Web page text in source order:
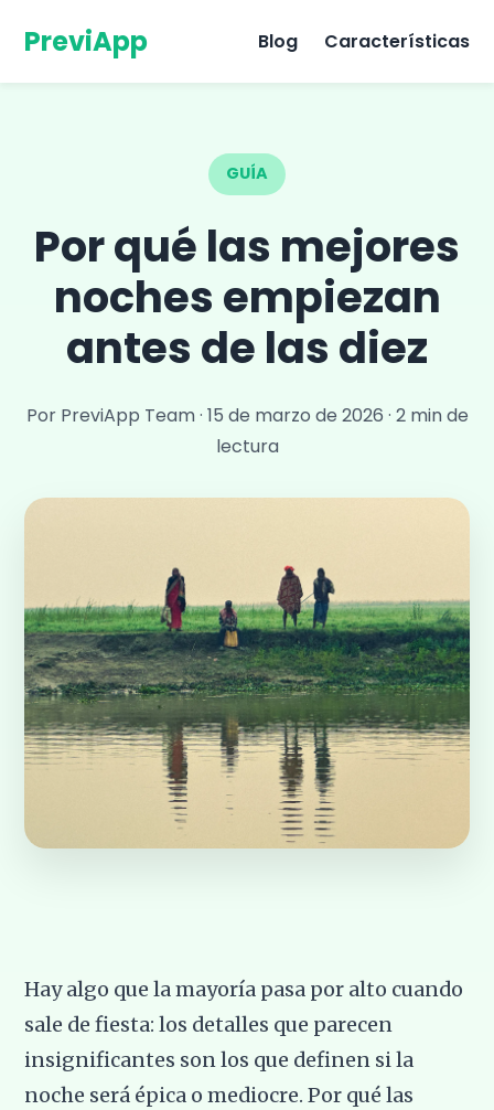
PreviApp Blog Características
GUÍA
Por qué las mejores
noches empiezan
antes de las diez
Por PreviApp Team· 15 de marzo de 2026 · 2 min de
lectura
Hay algo que la mayoría pasa por alto cuando
sale de fiesta: los detalles que parecen
insignificantes son los que definen si la
noche será épica o mediocre. Por qué las